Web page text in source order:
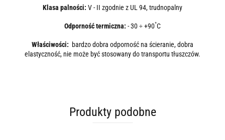
Klasa palności: V - II zgodnie z UL 94, trudnopalny
Odporność termiczna: - 30 ÷ +90°C
Właściwości: bardzo dobra odporność na ścieranie, dobra
elastyczność, nie może być stosowany do transportu tłuszczów.
Produkty podobne